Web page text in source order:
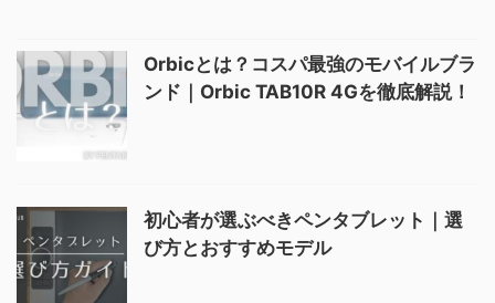
Orbicとは？コスパ最強のモバイルブラ
ンド｜Orbic TAB10R 4Gを徹底解説！
初心者が選ぶべきペンタブレット｜選
び方とおすすめモデル